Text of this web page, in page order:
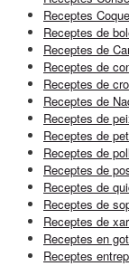
Receptes
Receptes de
Receptes de
Receptes de
Receptes de
Receptes de
Receptes de
Receptes de
Receptes de
Receptes de
Receptes de
Receptes de
Receptes de
Receptes en got
Receptes